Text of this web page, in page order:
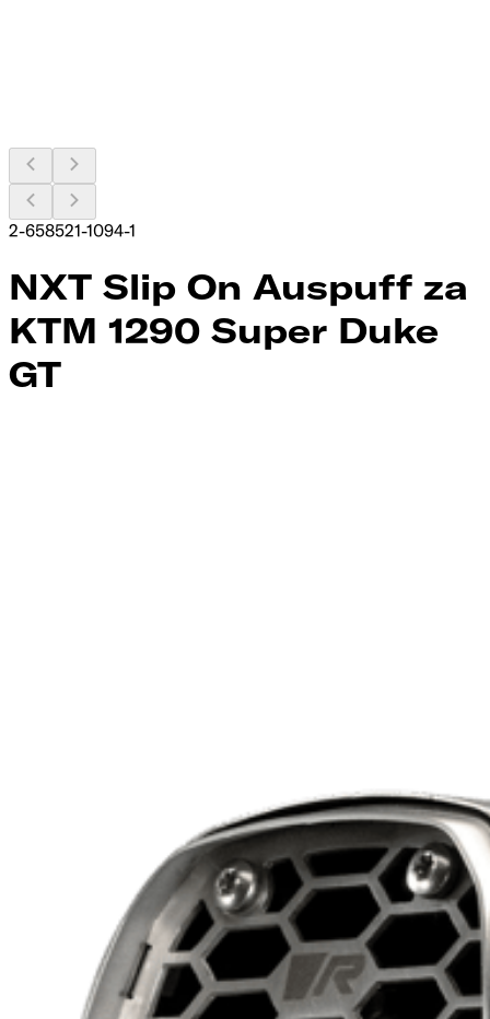
2-658521-1094-1
NXT Slip On Auspuff za
KTM 1290 Super Duke
GT